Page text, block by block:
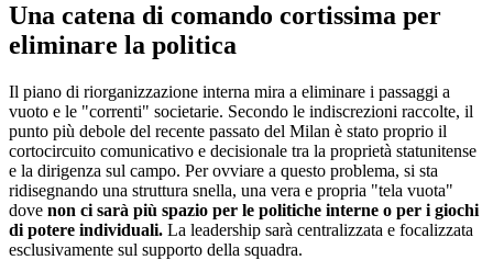
Una catena di comando cortissima per
eliminare la politica
Il piano di riorganizzazione interna mira a eliminare i passaggi a
vuoto e le "correnti" societarie. Secondo le indiscrezioni raccolte, il
punto più debole del recente passato del Milan è stato proprio il
cortocircuito comunicativo e decisionale tra la proprietà statunitense
e la dirigenza sul campo. Per ovviare a questo problema, si sta
ridisegnando una struttura snella, una vera e propria "tela vuota"
dove non ci sarà più spazio per le politiche interne o per i giochi
di potere individuali. La leadership sarà centralizzata e focalizzata
esclusivamente sul supporto della squadra.